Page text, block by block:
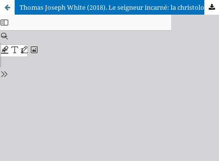
Thomas Joseph White (2018). Le seigneur incarné: la christologie selon saint Thomas d’Aquin